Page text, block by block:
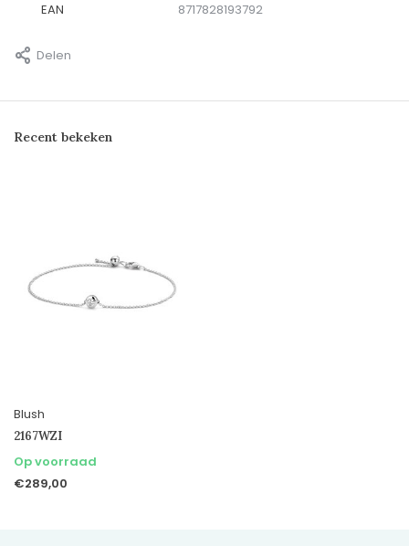
EAN 8717828193792
Delen
Recent bekeken
Blush
2167WZI
Op voorraad
€289,00